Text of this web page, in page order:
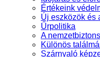
Értékeink
Új eszközök és
Űrpolitika
A
Különös
Szárnyaló